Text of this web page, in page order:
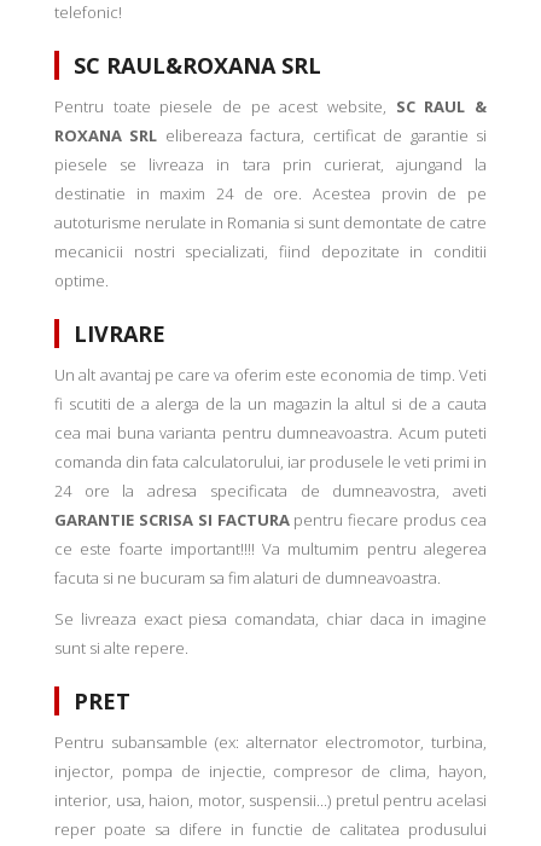
telefonic!
SC RAUL&ROXANA SRL
Pentru toate piesele de pe acest website, SC RAUL &
ROXANA SRL elibereaza factura, certificat de garantie si
piesele se livreaza in tara prin curierat, ajungand la
destinatie in maxim 24 de ore. Acestea provin de pe
autoturisme nerulate in Romania si sunt demontate de catre
mecanicii nostri specializati, fiind depozitate in conditii
optime.
LIVRARE
Un alt avantaj pe care va oferim este economia de timp. Veti
fi scutiti de a alerga de la un magazin la altul si de a cauta
cea mai buna varianta pentru dumneavoastra. Acum puteti
comanda din fata calculatorului, iar produsele le veti primi in
24 ore la adresa specificata de dumneavostra, aveti
GARANTIE SCRISA SI FACTURApentru fiecare produs cea
ce este foarte important!!!! Va multumim pentru alegerea
facuta si ne bucuram sa fim alaturi de dumneavoastra.
Se livreaza exact piesa comandata, chiar daca in imagine
sunt si alte repere.
PRET
Pentru subansamble (ex: alternator electromotor, turbina,
injector, pompa de injectie, compresor de clima, hayon,
interior, usa, haion, motor, suspensii...) pretul pentru acelasi
reper poate sa difere in functie de calitatea produsului